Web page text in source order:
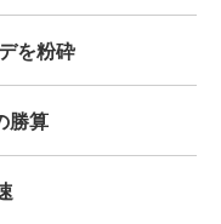
を粉砕
勝算